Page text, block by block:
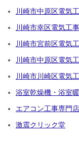
川崎市中原区電気
川崎市幸区電気工
川崎市宮前区電気
川崎市中原区電気
川崎市川崎区電気
浴室乾燥機・浴室
エアコン工事専門
激震クリック堂